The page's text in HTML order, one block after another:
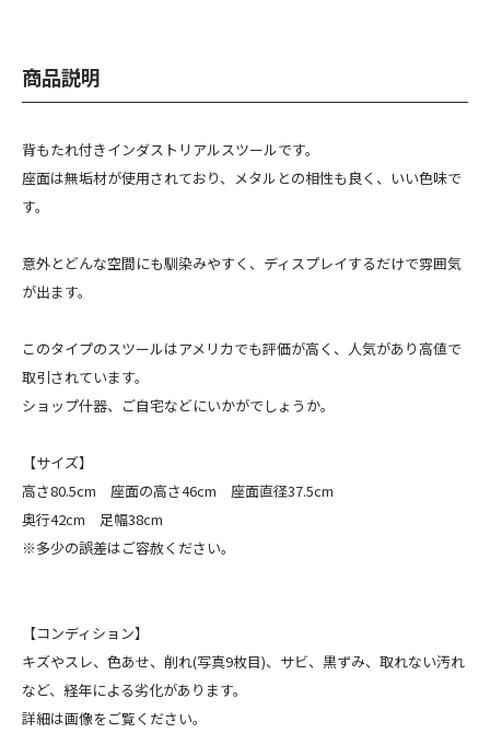
商品説明
背もたれ付きインダストリアルスツールです。
座面は無垢材が使用されており、メタルとの相性も良く、いい色味で
す。
意外とどんな空間にも馴染みやすく、ディスプレイするだけで雰囲気
が出ます。
このタイプのスツールはアメリカでも評価が高く、人気があり高値で
取引されています。
ショップ什器、ご自宅などにいかがでしょうか。
【サイズ】
高さ80.5cm 座面の高さ46cm 座面直径37.5cm
奥行42cm 足幅38cm
※多少の誤差はご容赦ください。
【コンディション】
キズやスレ、色あせ、削れ(写真9枚目)、サビ、黒ずみ、取れない汚れ
など、経年による劣化があります。
詳細は画像をご覧ください。